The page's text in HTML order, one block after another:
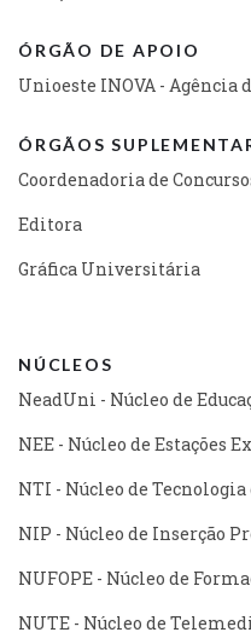
ÓRGÃO DE APOIO
Unioeste INOVA - Agência
ÓRGÃOS
Coordenadoria de
Editora
Gráfica Universitária
NÚCLEOS
NeadUni - Núcleo de
NEE - Núcleo de Estações
NTI - Núcleo de
NIP - Núcleo de Inserção
NUFOPE - Núcleo de
NUTE - Núcleo de